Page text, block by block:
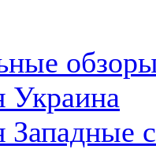
Украина
Западные